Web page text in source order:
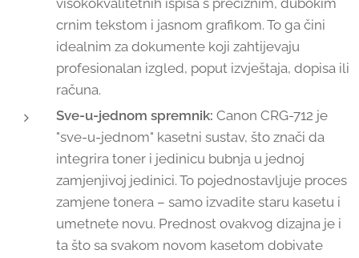
visokokvalitetnih ispisa s preciznim, dubokim
crnim tekstom i jasnom grafikom. To ga čini
idealnim za dokumente koji zahtijevaju
profesionalan izgled, poput izvještaja, dopisa ili
računa.
Sve-u-jednom spremnik: Canon CRG-712 je
"sve-u-jednom" kasetni sustav, što znači da
integrira toner i jedinicu bubnja u jednoj
zamjenjivoj jedinici. To pojednostavljuje proces
zamjene tonera – samo izvadite staru kasetu i
umetnete novu. Prednost ovakvog dizajna je i
ta što sa svakom novom kasetom dobivate